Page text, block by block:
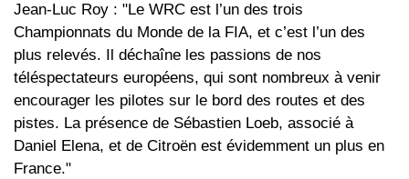
Jean-Luc Roy : "Le WRC est l’un des trois
Championnats du Monde de la FIA, et c’est l’un des
plus relevés. Il déchaîne les passions de nos
téléspectateurs européens, qui sont nombreux à venir
encourager les pilotes sur le bord des routes et des
pistes. La présence de Sébastien Loeb, associé à
Daniel Elena, et de Citroën est évidemment un plus en
France."